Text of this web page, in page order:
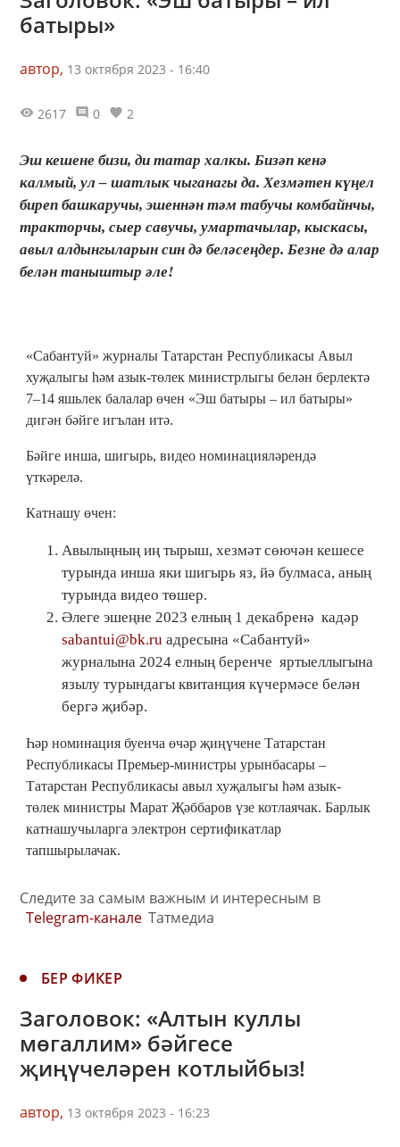
батыры»
автор, 13 октября 2023 - 16:40
2617 0 2
Эш кешене бизи, ди татар халкы. Бизәп кенә
калмый, ул – шатлык чыганагы да. Хезмәтен күңел
биреп башкаручы, эшеннән тәм табучы комбайнчы,
тракторчы, сыер савучы, умартачылар, кыскасы,
авыл алдынгыларын син дә беләсеңдер. Безне дә алар
белән таныштыр әле!
«Сабантуй» журналы Татарстан Республикасы Авыл
хуҗалыгы һәм азык-төлек министрлыгы белән берлектә
7–14 яшьлек балалар өчен «Эш батыры – ил батыры»
дигән бәйге игълан итә.
Бәйге инша, шигырь, видео номинацияләрендә
үткәрелә.
Катнашу өчен:
Авылыңның иң тырыш, хезмәт сөючән кешесе
турында инша яки шигырь яз, йә булмаса, аның
турында видео төшер.
Әлеге эшеңне 2023 елның 1 декабренә кадәр
sabantui@bk.ru адресына «Сабантуй»
журналына 2024 елның беренче яртыеллыгына
язылу турындагы квитанция күчермәсе белән
бергә җибәр.
Һәр номинация буенча өчәр җиңүчене Татарстан
Республикасы Премьер-министры урынбасары –
Татарстан Республикасы авыл хуҗалыгы һәм азык-
төлек министры Марат Җәббаров үзе котлаячак. Барлык
катнашучыларга электрон сертификатлар
тапшырылачак.
Следите за самым важным и интересным в
Telegram-канале Татмедиа
БЕР ФИКЕР
Заголовок: «Алтын куллы
мөгаллим» бәйгесе
җиңүчеләрен котлыйбыз!
автор, 13 октября 2023 - 16:23